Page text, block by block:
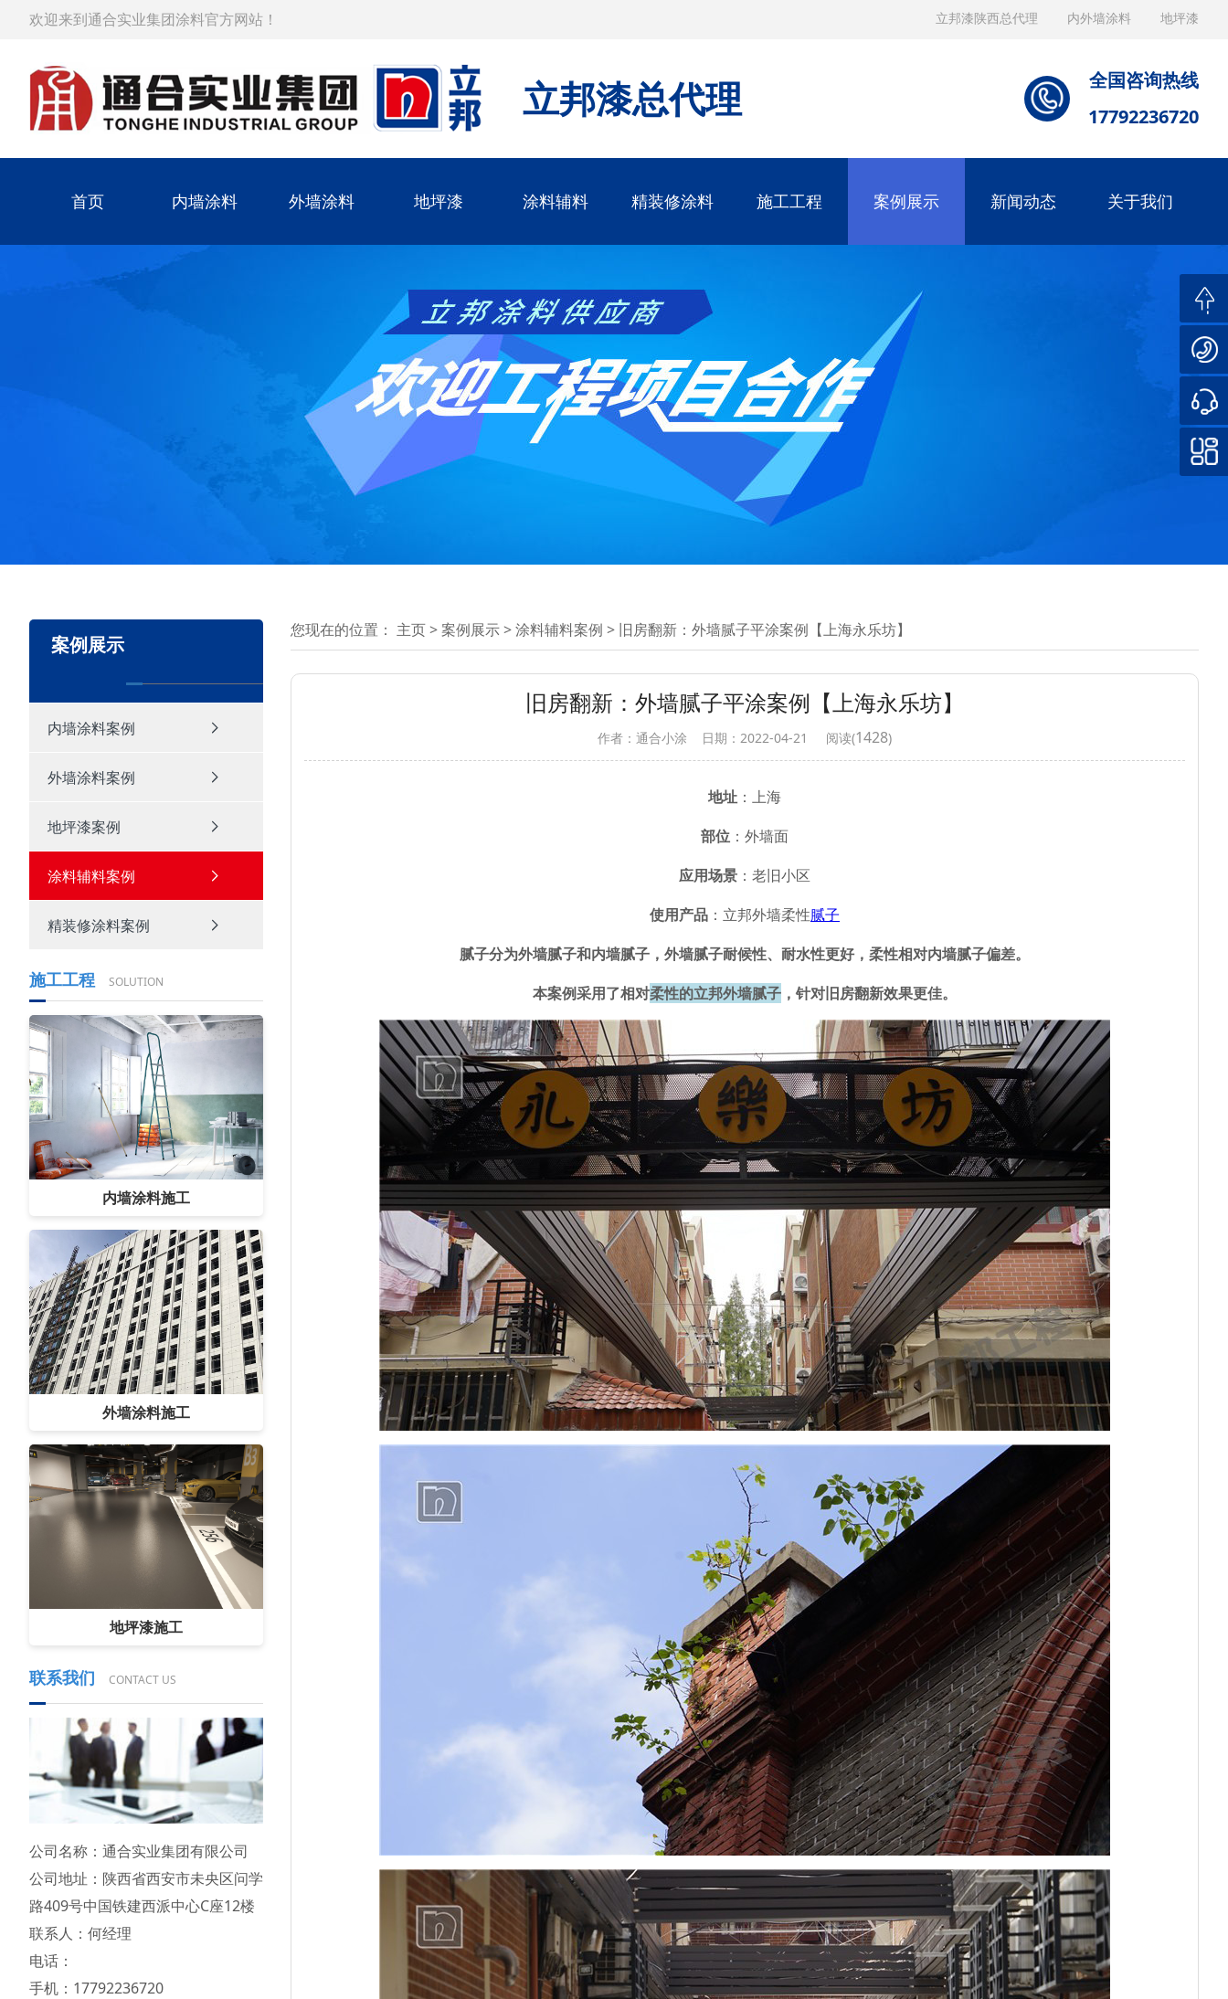
欢迎来到通合实业集团涂料官方网站！ 立邦漆陕西总代理 内外墙涂料 地坪漆
立邦漆总代理
全国咨询热线
17792236720
首页 内墙涂料 外墙涂料 地坪漆 涂料辅料 精装修涂料 施工工程 案例展示 新闻动态 关于我们
案例展示
内墙涂料案例
外墙涂料案例
地坪漆案例
涂料辅料案例
精装修涂料案例
施工工程 SOLUTION
内墙涂料施工
外墙涂料施工
地坪漆施工
联系我们 CONTACT US
公司名称：通合实业集团有限公司
公司地址：陕西省西安市未央区问学
路409号中国铁建西派中心C座12楼
联系人：何经理
电话：
手机：17792236720
您现在的位置： 主页>案例展示>涂料辅料案例 > 旧房翻新：外墙腻子平涂案例【上海永乐坊】
旧房翻新：外墙腻子平涂案例【上海永乐坊】
作者：通合小涂 日期：2022-04-21 阅读(1428)
地址 ：上海
部位 ：外墙面
应用场景 ：老旧小区
使用产品 ：立邦外墙柔性腻子
腻子分为外墙腻子和内墙腻子，外墙腻子耐候性、耐水性更好，柔性相对内墙腻子偏差。
本案例采用了相对柔性的立邦外墙腻子 ，针对旧房翻新效果更佳。